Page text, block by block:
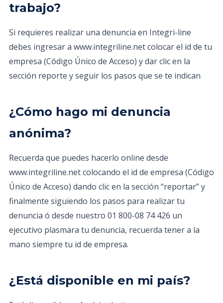
trabajo?
Si requieres realizar una denuncia en Integri-line
debes ingresar a www.integriline.net colocar el id de tu
empresa (Código Único de Acceso) y dar clic en la
sección reporte y seguir los pasos que se te indican
¿Cómo hago mi denuncia
anónima?
Recuerda que puedes hacerlo online desde
www.integriline.net colocando el id de empresa (Código
Único de Acceso) dando clic en la sección “reportar” y
finalmente siguiendo los pasos para realizar tu
denuncia ó desde nuestro 01 800-08 74 426 un
ejecutivo plasmara tu denuncia, recuerda tener a la
mano siempre tu id de empresa.
¿Está disponible en mi país?